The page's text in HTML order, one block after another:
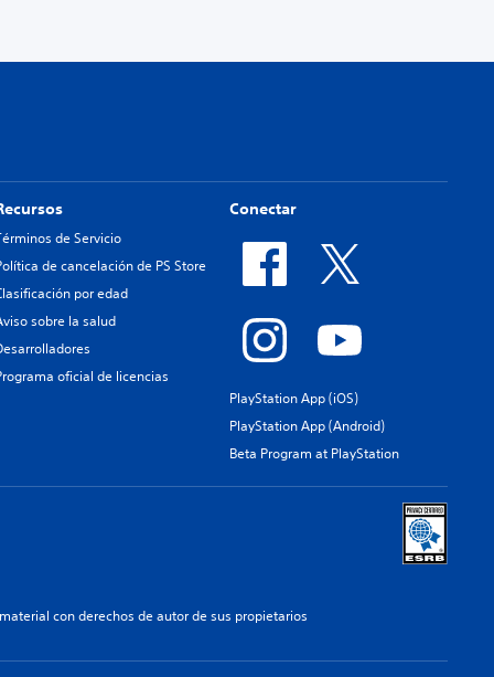
de Servicio
de cancelación de PS Store
por edad
sobre la salud
oficial de licencias
Conectar
PlayStation App (iOS)
PlayStation App (Android)
Beta Program at PlayStation
con derechos de autor de sus propietarios